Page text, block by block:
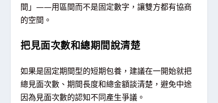
間」——用區間而不是固定數字，讓雙方都有協商
的空間。
把見面次數和總期間說清楚
如果是固定期間型的短期包養，建議在一開始就把
總見面次數、期間長度和總金額談清楚，避免中途
因為見面次數的認知不同產生爭議。